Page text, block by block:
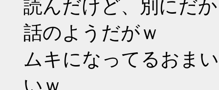
読んだけど、別にだ
話のようだがｗ
ムキになってるおま
いｗ